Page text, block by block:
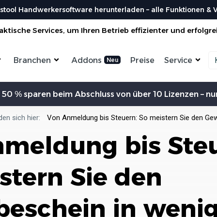
Handwerkersoftware herunterladen – alle Funktionen &
Services, um Ihren Betrieb effizienter und
Aufträge verwalten
Bestellungen
Überischtlichen Projekten
Organisiere deine Aufträge in
Überischtlichen Projekten
Enegrieberater
Hausverwalter
Büroservice
Hausmeister
Gebäudereinigung
Branchen Addons Preise Service
Magazin
Bei uns findest du spannendes Blogartikel
vieles mehr ...
Lexikon
Bei uns im Lexikon findest du zu allen
Roadmap & Ideen
innovative Ideen...
Nutzen
% sparen beim Abschluss von über 10 Lizenzen –
sich hier: Von Anmeldung bis Steuern: So meistern Sie den
bis
Sie den
in